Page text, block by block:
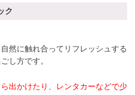
ク
然に触れ合ってリフレッシュする
し方です。
出かけたり、レンタカーなどで少